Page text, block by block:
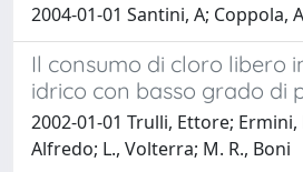
2004-01-01 Santini, A; Coppola,
Il consumo di cloro libero
idrico con basso grado di
2002-01-01 Trulli, Ettore;
Alfredo; L., Volterra; M. R., Boni